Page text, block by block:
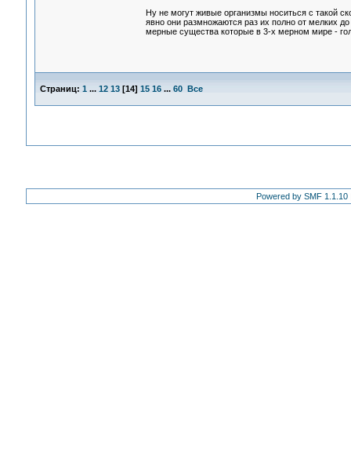
Ну не могут живые организмы носиться с такой
явно они размножаются раз их полно от мелких
мерные существа которые в 3-х мерном мире -
Страниц: 1 ... 12 13[14] 15 16 ... 60 Все
Powered by SMF 1.1.10